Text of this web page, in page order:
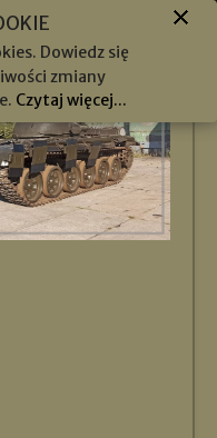
Dowiedz się
zmiany
Czytaj więcej...